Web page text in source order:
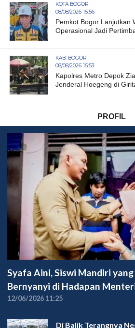
KOTA BOGOR
08/08/2026 15:56
Pemkot Bogor Lanjutkan
Operasional Jadi
KAB. BOGOR
08/08/2026 15:53
Kapolres Metro Depok
Jenderal Hoegeng di
PROFIL
Syafa Aini, Siswi Mandiri
Bernyanyi di Hadapan
12/06/2026 11:25
Di Balik Terangnya